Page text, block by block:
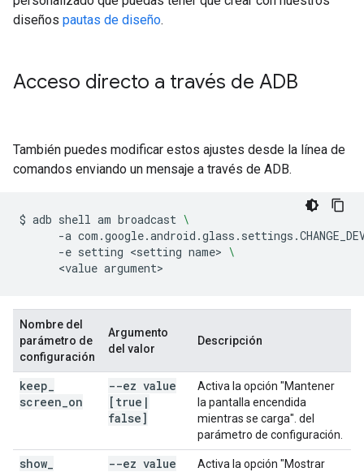
diseños pautas de diseño.
Acceso directo a través de ADB
También puedes modificar estos ajustes desde la línea de
comandos enviando un mensaje a través de ADB.
$ adb shell am broadcast \
-a
-e setting <setting name> \
<value
Nombre del
parámetro de
configuración
Argumento
del valor
Descripción
keep
screen on
--ez value
[true |
false]
Activa la opción "Mantener
la pantalla encendida
mientras se carga". del
parámetro de configuración.
show
--ez value
Activa la opción "Mostrar